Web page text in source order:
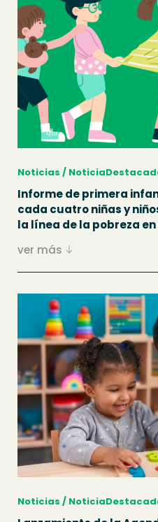
Noticias /
Informe de primera
cada cuatro niñas y
la línea de la pobreza en
ver más
Noticias /